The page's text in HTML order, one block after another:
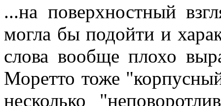
...на поверхностный
могла бы подойти и
слова вообще плохо
Моретто тоже
несколько